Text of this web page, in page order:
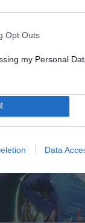
Opt Outs
my Personal
Data